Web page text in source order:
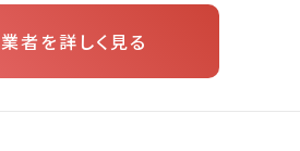
者を詳しく見る